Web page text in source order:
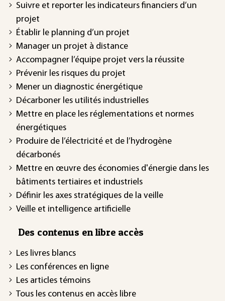
Suivre et reporter les indicateurs financiers d’un
projet
Établir le planning d’un projet
Manager un projet à distance
Accompagner l’équipe projet vers la réussite
Prévenir les risques du projet
Mener un diagnostic énergétique
Décarboner les utilités industrielles
Mettre en place les réglementations et normes
énergétiques
Produire de l’électricité et de l’hydrogène
décarbonés
Mettre en œuvre des économies d'énergie dans les
bâtiments tertiaires et industriels
Définir les axes stratégiques de la veille
Veille et intelligence artificielle
Des contenus en libre accès
Les livres blancs
Les conférences en ligne
Les articles témoins
Tous les contenus en accès libre